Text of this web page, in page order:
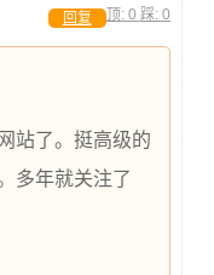
顶: 0 踩: 0
回复
站了。挺高级的
多年就关注了